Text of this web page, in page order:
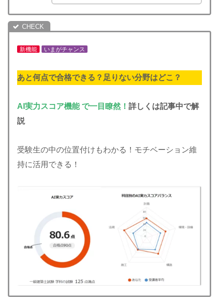
新機能 いまがチャンス
あと何点で合格できる？足りない分野はどこ？
AI実力スコア機能 で一目瞭然！ 詳しくは記事中で解
説
受験生の中の位置付けもわかる！モチベーション維
持に活用できる！